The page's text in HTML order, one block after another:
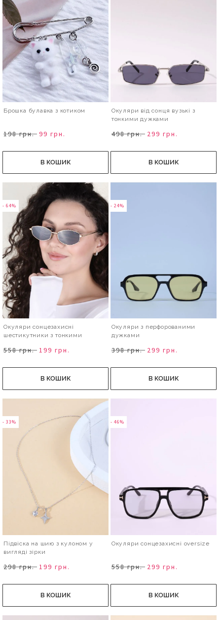
Брошка булавка з котиком
198 грн. 99 грн.
В КОШИК
Окуляри від сонця вузькі з
тонкими дужками
498 грн. 299 грн.
В КОШИК
- 64%
Окуляри сонцезахисні
шестикутники з тонкими
558 грн. 199 грн.
В КОШИК
- 24%
Окуляри з перфорованими
дужками
398 грн. 299 грн.
В КОШИК
- 33%
Підвіска на шию з кулоном у
вигляді зірки
298 грн. 199 грн.
В КОШИК
- 46%
Окуляри сонцезахисні oversize
558 грн. 299 грн.
В КОШИК